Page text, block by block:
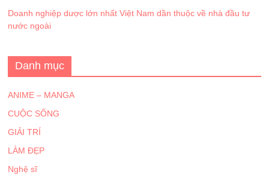
Doanh nghiệp dược lớn nhất Việt Nam dần thuộc về nhà đầu tư
nước ngoài
Danh mục
ANIME – MANGA
CUỘC SỐNG
GIẢI TRÍ
LÀM ĐẸP
Nghệ sĩ